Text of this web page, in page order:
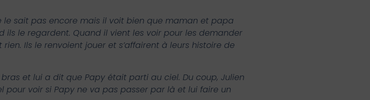
le sait pas encore mais il voit bien que maman et papa
ils le regardent. Quand il vient les voir pour les demander
Ils le renvoient jouer et s’affairent à leurs histoire de
et lui a dit que Papy était parti au ciel. Du coup, Julien
voir si Papy ne va pas passer par là et lui faire un